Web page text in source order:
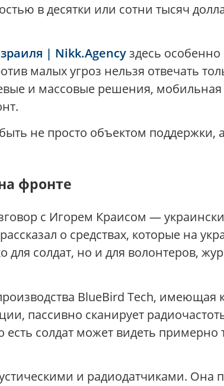
в десятки или сотни тысяч
| Nikk.Agencyздесь
малых угроз нельзя отвечать
и массовые решения,
не просто объектом поддержки,
фронте
с Игорем Краисом —
о средствах, которые на
солдат, но и для волонтеров,
BlueBird Tech,
пассивно сканирует
солдат может видеть примерно
и радиодатчиками. Она